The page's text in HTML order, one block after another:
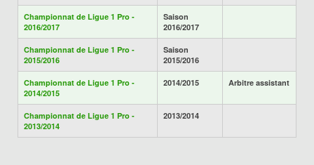
Championnat de Ligue 1 Pro -
2016/2017
Saison
2016/2017
Championnat de Ligue 1 Pro -
2015/2016
Saison
2015/2016
Championnat de Ligue 1 Pro -
2014/2015
2014/2015 Arbitre assistant
Championnat de Ligue 1 Pro -
2013/2014
2013/2014